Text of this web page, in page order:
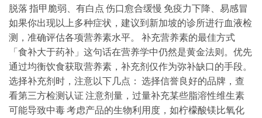
脱落 指甲脆弱、有白点 伤口愈合缓慢 免疫力下降、易感冒
如果你出现以上多种症状，建议到新加坡的诊所进行血液检
测，准确评估各项营养素水平。 补充营养素的最佳方式
「食补大于药补」这句话在营养学中仍然是黄金法则。优先
通过均衡饮食获取营养素，补充剂仅作为弥补缺口的手段。
选择补充剂时，注意以下几点： 选择信誉良好的品牌，查
看第三方检测认证 注意剂量，过量补充某些脂溶性维生素
可能导致中毒 考虑产品的生物利用度，如柠檬酸镁比氧化